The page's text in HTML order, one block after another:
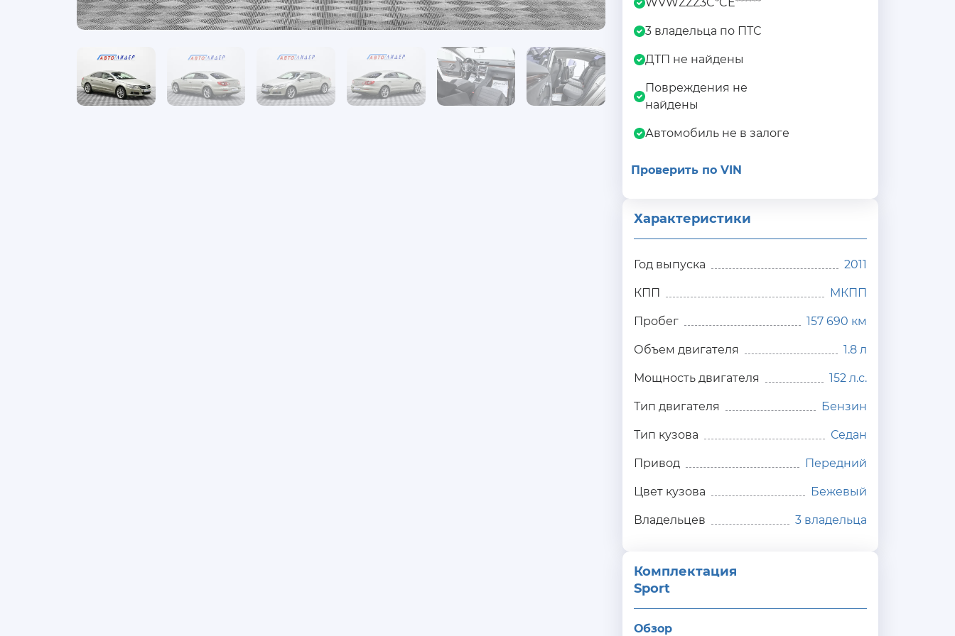
3 владельца по ПТС
ДТП не найдены
Повреждения не
найдены
Автомобиль не в залоге
Проверить по VIN
Характеристики
Год выпуска 2011
КПП МКПП
Пробег 157 690 км
Объем двигателя 1.8 л
Мощность двигателя 152 л.с.
Тип двигателя Бензин
Тип кузова Седан
Привод Передний
Цвет кузова Бежевый
Владельцев 3 владельца
Комплектация
Sport
Обзор